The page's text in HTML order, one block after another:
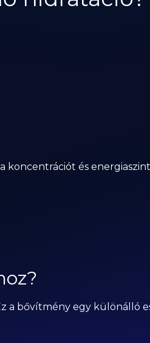
koncentrációt és
a bővítmény egy különálló